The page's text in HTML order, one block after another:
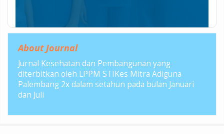
About Journal
Jurnal Kesehatan dan Pembangunan yang
diterbitkan oleh LPPM STIKes Mitra Adiguna
Palembang 2x dalam setahun pada bulan Januari
dan Juli